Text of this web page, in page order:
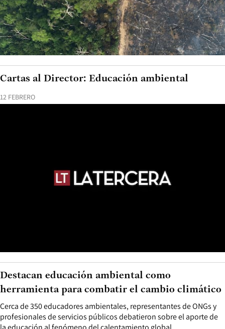
12 FEBRERO
Cartas al Director: Educación ambiental
Cerca de 350 educadores ambientales, representantes de ONGs y
profesionales de servicios públicos debatieron sobre el aporte de
Destacan educación ambiental como
herramienta para combatir el cambio climático